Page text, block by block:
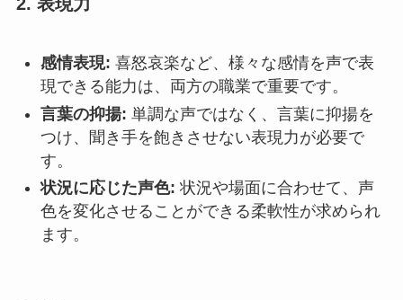
感情表現: 喜怒哀楽など、様々な感情を声で表
現できる能力は、両方の職業で重要です。
言葉の抑揚: 単調な声ではなく、言葉に抑揚を
つけ、聞き手を飽きさせない表現力が必要で
す。
状況に応じた声色: 状況や場面に合わせて、声
色を変化させることができる柔軟性が求められ
ます。